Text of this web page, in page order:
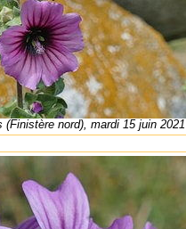
(Finistère nord), mardi 15 juin 2021